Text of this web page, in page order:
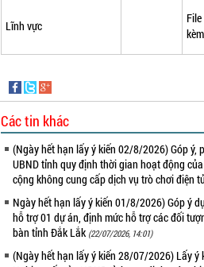
Lĩnh vực
kèm
Các tin khác
(Ngày hết hạn lấy ý kiến 02/8/2026) Góp ý,
UBND tỉnh quy định thời gian hoạt động
cộng không cung cấp dịch vụ trò chơi điện
Ngày hết hạn lấy ý kiến 01/8/2026) Góp ý
hỗ trợ 01 dự án, định mức hỗ trợ các đối
bàn tỉnh Đắk Lắk (22/07/2026, 14:01)
(Ngày hết hạn lấy ý kiến 28/07/2026) Lấy ý